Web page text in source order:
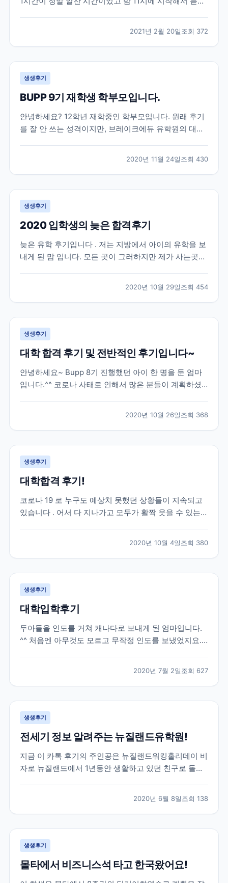
가지지 않았다가 미리 준비를 못해 나중에 후회를 했을
뻔한 엄청 중요한 이야기들을 해주셨고 그 이야기들도
딱...
2021년 2월 20일조회 372
생생후기
BUPP 9기 재학생 학부모입니다.
안녕하세요? 12학년 재학중인 학부모입니다. 원래 후기
를 잘 안 쓰는 성격이지만, 브레이크에듀 유학원의 대학
몇자 적어 봅니다. 조기유학으로는 늦은 고1 봄, 강남 모
유학원의 권유로 토론토의 대형사립고등학교로 갔으
나,...
2020년 11월 24일조회 430
생생후기
2020 입학생의 늦은 합격후기
늦은 유학 후기입니다 . 저는 지방에서 아이의 유학을 보
내게 된 맘 입니다. 모든 곳이 그러하지만 제가 사는곳은
아보게 되었습니다 . 인터넷으로 “ 유학원 ” 을 검색해서
2-3 군데 전화를 했는데 대부분 바...
2020년 10월 29일조회 454
생생후기
대학 합격 후기 및 전반적인 후기입니다~
안녕하세요~ Bupp 8기 진행했던 아이 한 명을 둔 엄마
입니다.^^ 코로나 사태로 인해서 많은 분들이 계획하셨
이 될까 해서 늦게나마 작성해봅니다.*^^* 저희 아이는
한국에서 고3 수능까지 응시한 후 재수를 결정했던...
2020년 10월 26일조회 368
생생후기
대학합격 후기!
코로나 19 로 누구도 예상치 못했던 상황들이 지속되고
있습니다 . 어서 다 지나가고 모두가 활짝 웃을 수 있는
들이 제 후기를 통해 결정하시는 데 조금이나마 도움이
되길 바라는 마음에 글을 올려 봅니다 . 제...
2020년 10월 4일조회 380
생생후기
대학입학후기
두아들을 인도를 거쳐 캐나다로 보내게 된 엄마입니다.
^^ 처음엔 아무것도 모르고 무작정 인도를 보냈었지요.
니다. 그러다가 큰아들이 캐나다에 정착하고싶고, 워터
루대학교를 목표로 가고싶다하길래 브레이크에듀를 알
게 되었고,...
2020년 7월 2일조회 627
생생후기
전세기 정보 알려주는 뉴질랜드유학원!
지금 이 카톡 후기의 주인공은 뉴질랜드워킹홀리데이 비
자로 뉴질랜드에서 1년동안 생활하고 있던 친구로 돌아
급해지면서 항공권에 대해 고민을 하기 시작했는데요!
그러던 중 주한 뉴질랜드 대사관에서 공지한 전세기 소
식이...
2020년 6월 8일조회 138
생생후기
몰타에서 비즈니스석 타고 한국왔어요!